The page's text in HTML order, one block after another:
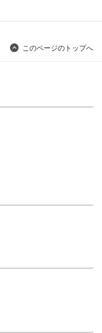
このページのトップへ